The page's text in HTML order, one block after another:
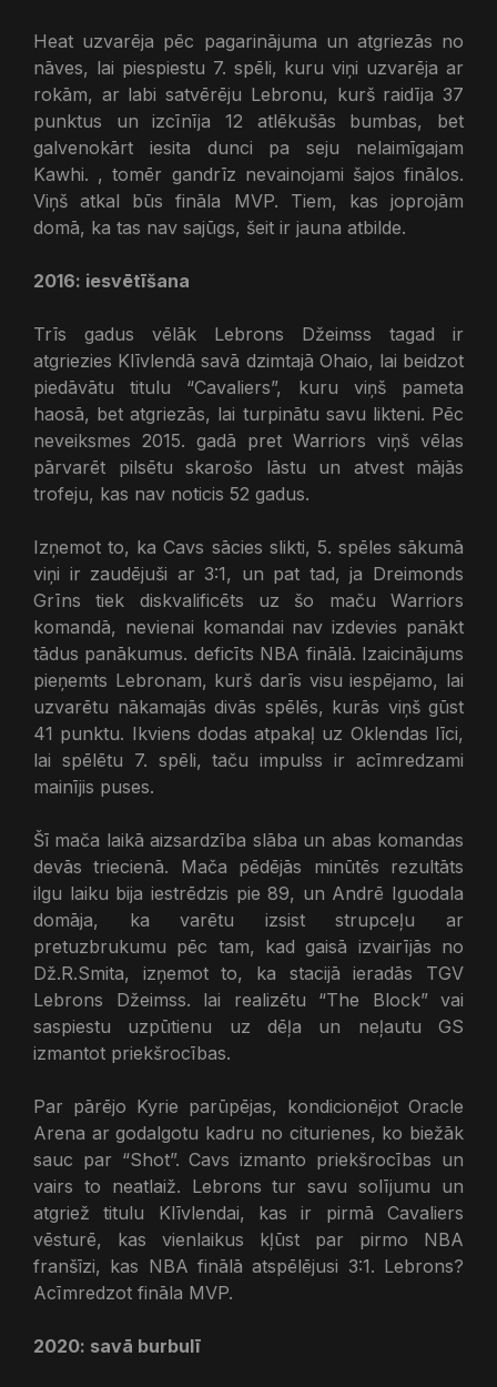
Heat uzvarēja pēc pagarinājuma un atgriezās no
nāves, lai piespiestu 7. spēli, kuru viņi uzvarēja ar
rokām, ar labi satvērēju Lebronu, kurš raidīja 37
punktus un izcīnīja 12 atlēkušās bumbas, bet
galvenokārt iesita dunci pa seju nelaimīgajam
Kawhi. , tomēr gandrīz nevainojami šajos finālos.
Viņš atkal būs fināla MVP. Tiem, kas joprojām
domā, ka tas nav sajūgs, šeit ir jauna atbilde.
2016: iesvētīšana
Trīs gadus vēlāk Lebrons Džeimss tagad ir
atgriezies Klīvlendā savā dzimtajā Ohaio, lai beidzot
piedāvātu titulu “Cavaliers”, kuru viņš pameta
haosā, bet atgriezās, lai turpinātu savu likteni. Pēc
neveiksmes 2015. gadā pret Warriors viņš vēlas
pārvarēt pilsētu skarošo lāstu un atvest mājās
trofeju, kas nav noticis 52 gadus.
Izņemot to, ka Cavs sācies slikti, 5. spēles sākumā
viņi ir zaudējuši ar 3:1, un pat tad, ja Dreimonds
Grīns tiek diskvalificēts uz šo maču Warriors
komandā, nevienai komandai nav izdevies panākt
tādus panākumus. deficīts NBA finālā. Izaicinājums
pieņemts Lebronam, kurš darīs visu iespējamo, lai
uzvarētu nākamajās divās spēlēs, kurās viņš gūst
41 punktu. Ikviens dodas atpakaļ uz Oklendas līci,
lai spēlētu 7. spēli, taču impulss ir acīmredzami
mainījis puses.
Šī mača laikā aizsardzība slāba un abas komandas
devās triecienā. Mača pēdējās minūtēs rezultāts
ilgu laiku bija iestrēdzis pie 89, un Andrē Iguodala
domāja, ka varētu izsist strupceļu ar
pretuzbrukumu pēc tam, kad gaisā izvairījās no
Dž.R.Smita, izņemot to, ka stacijā ieradās TGV
Lebrons Džeimss. lai realizētu “The Block” vai
saspiestu uzpūtienu uz dēļa un neļautu GS
izmantot priekšrocības.
Par pārējo Kyrie parūpējas, kondicionējot Oracle
Arena ar godalgotu kadru no citurienes, ko biežāk
sauc par “Shot”. Cavs izmanto priekšrocības un
vairs to neatlaiž. Lebrons tur savu solījumu un
atgriež titulu Klīvlendai, kas ir pirmā Cavaliers
vēsturē, kas vienlaikus kļūst par pirmo NBA
franšīzi, kas NBA finālā atspēlējusi 3:1. Lebrons?
Acīmredzot fināla MVP.
2020: savā burbulī